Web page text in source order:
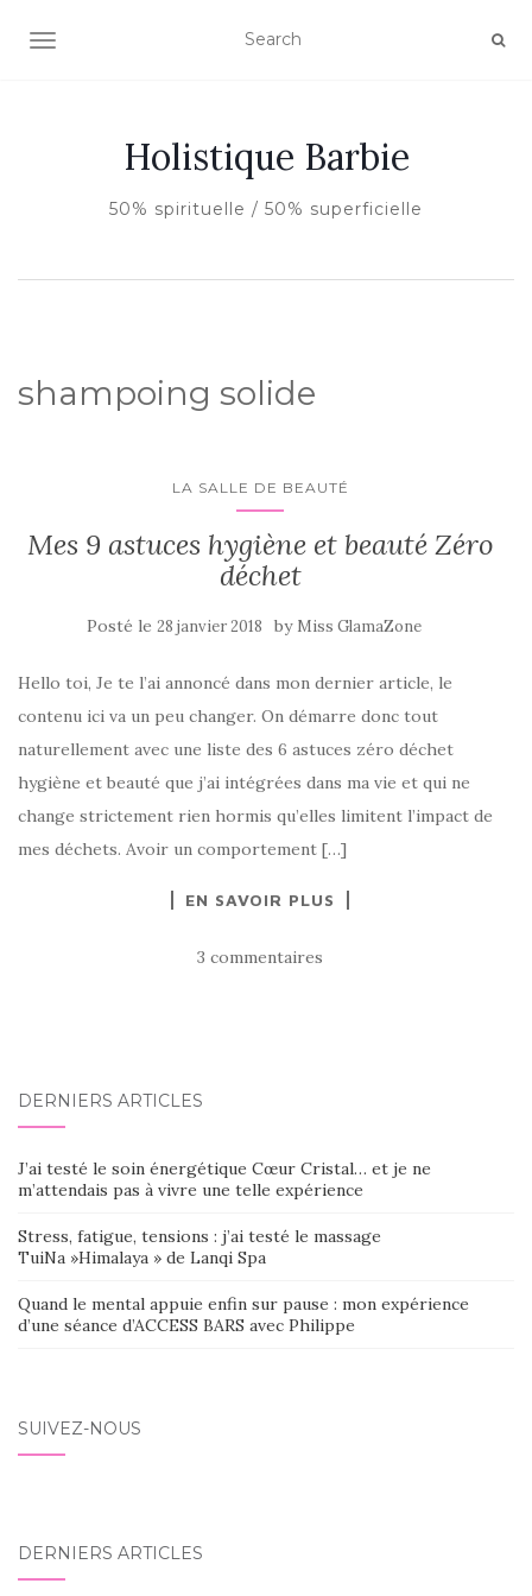
AFFICHER/MASQUER LA NAVIGATION
Holistique Barbie
50% spirituelle / 50% superficielle
shampoing solide
LA SALLE DE BEAUTÉ
Mes 9 astuces hygiène et beauté Zéro
déchet
Posté le 28 janvier 2018 by Miss GlamaZone
Hello toi, Je te l’ai annoncé dans mon dernier article, le
contenu ici va un peu changer. On démarre donc tout
naturellement avec une liste des 6 astuces zéro déchet
hygiène et beauté que j’ai intégrées dans ma vie et qui ne
change strictement rien hormis qu’elles limitent l’impact de
mes déchets. Avoir un comportement […]
EN SAVOIR PLUS
3 commentaires
DERNIERS ARTICLES
J’ai testé le soin énergétique Cœur Cristal… et je ne
m’attendais pas à vivre une telle expérience
Stress, fatigue, tensions : j’ai testé le massage
TuiNa »Himalaya » de Lanqi Spa
Quand le mental appuie enfin sur pause : mon expérience
d’une séance d’ACCESS BARS avec Philippe
SUIVEZ-NOUS
DERNIERS ARTICLES